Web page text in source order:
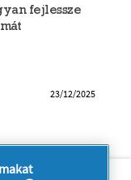
fejlessze
23/12/2025